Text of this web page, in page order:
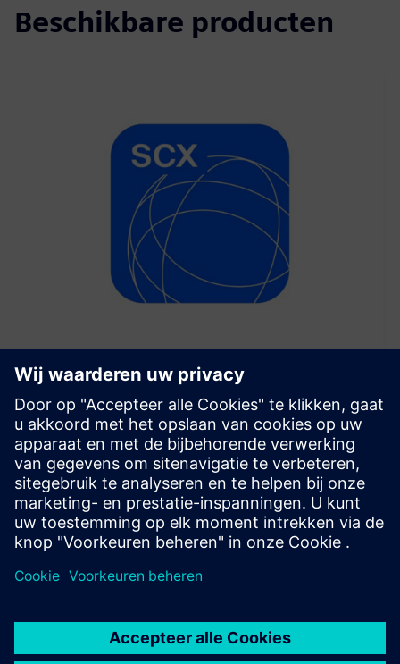
Beschikbare producten
SICK ConnectX
SICK ConnectX is an Industrial Edge Application that
connects, processes, and transmits sensor and device data
from sensors to industrial and cloud systems for real-time
analytics and automation
Meer informatie